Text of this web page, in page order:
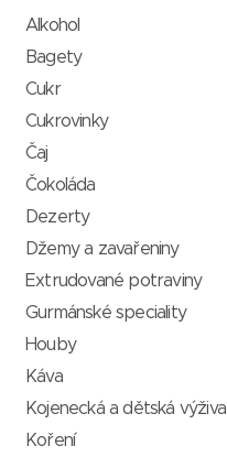
Alkohol
Bagety
Cukr
Cukrovinky
Čaj
Čokoláda
Dezerty
Džemy a zavařeniny
Extrudované potraviny
Gurmánské speciality
Houby
Káva
Kojenecká a dětská výživa
Koření